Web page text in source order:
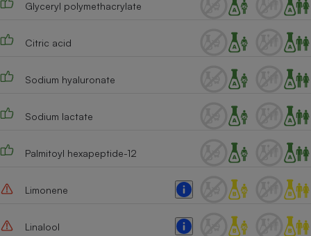
Glyceryl polymethacrylate
Citric acid
Sodium hyaluronate
Sodium lactate
Palmitoyl hexapeptide-12
Limonene
Linalool